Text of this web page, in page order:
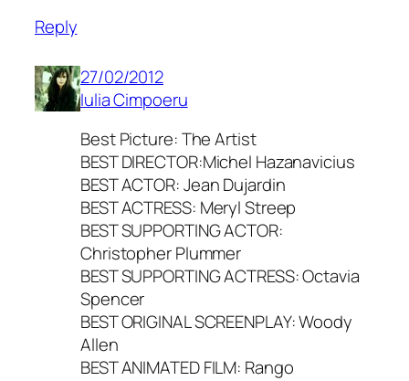
Reply
27/02/2012
Iulia Cimpoeru
Best Picture: The Artist
BEST DIRECTOR:Michel Hazanavicius
BEST ACTOR: Jean Dujardin
BEST ACTRESS: Meryl Streep
BEST SUPPORTING ACTOR:
Christopher Plummer
BEST SUPPORTING ACTRESS: Octavia
Spencer
BEST ORIGINAL SCREENPLAY: Woody
Allen
BEST ANIMATED FILM: Rango